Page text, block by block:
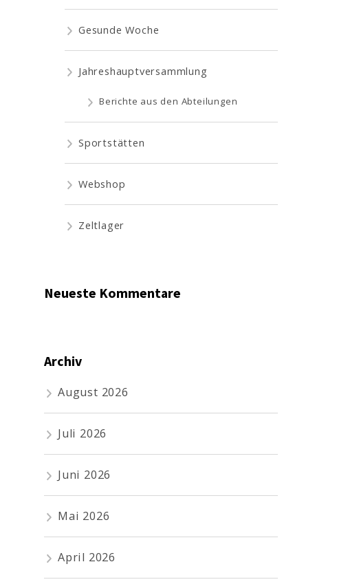
Gesunde Woche
Jahreshauptversammlung
Berichte aus den Abteilungen
Sportstätten
Webshop
Zeltlager
Neueste Kommentare
Archiv
August 2026
Juli 2026
Juni 2026
Mai 2026
April 2026